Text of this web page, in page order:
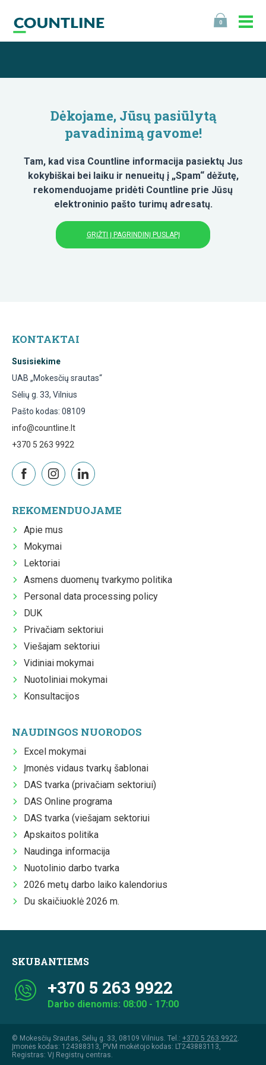
0
Dėkojame, Jūsų pasiūlytą
pavadinimą gavome!
Tam, kad visa Countline informacija pasiektų Jus
kokybiškai bei laiku ir nenueitų į „Spam“ dėžutę,
rekomenduojame pridėti Countline prie Jūsų
elektroninio pašto turimų adresatų.
GRĮŽTI Į PAGRINDINĮ PUSLAPĮ
KONTAKTAI
Susisiekime
UAB „Mokesčių srautas“
Sėlių g. 33, Vilnius
Pašto kodas: 08109
info@countline.lt
+370 5 263 9922
REKOMENDUOJAME
Apie mus
Mokymai
Lektoriai
Asmens duomenų tvarkymo politika
Personal data processing policy
DUK
Privačiam sektoriui
Viešajam sektoriui
Vidiniai mokymai
Nuotoliniai mokymai
Konsultacijos
NAUDINGOS NUORODOS
Excel mokymai
Įmonės vidaus tvarkų šablonai
DAS tvarka (privačiam sektoriui)
DAS Online programa
DAS tvarka (viešajam sektoriui
Apskaitos politika
Naudinga informacija
Nuotolinio darbo tvarka
2026 metų darbo laiko kalendorius
Du skaičiuoklė 2026 m.
SKUBANTIEMS
+370 5 263 9922
Darbo dienomis: 08:00 - 17:00
© Mokesčių Srautas, Sėlių g. 33, 08109 Vilnius. Tel.: +370 5 263 9922.
Įmonės kodas: 124388313, PVM mokėtojo kodas: LT243883113,
Registras: VĮ Registrų centras.